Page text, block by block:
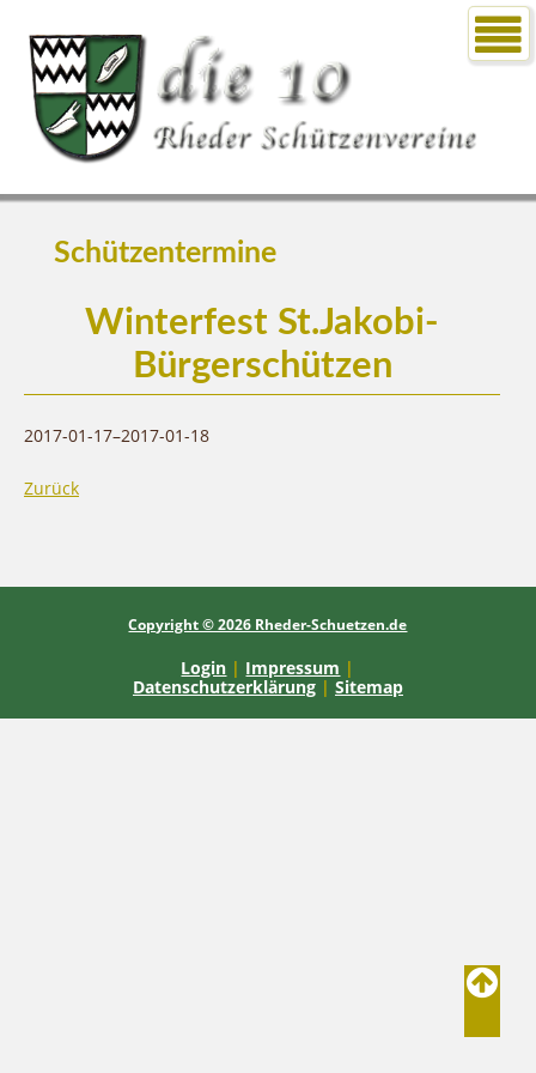
Schützentermine
Winterfest St.Jakobi-
Bürgerschützen
2017-01-17–2017-01-18
Zurück
Copyright © 2026 Rheder-Schuetzen.de
Login | Impressum |
Datenschutzerklärung | Sitemap